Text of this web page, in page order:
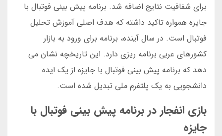
برای شفافیت نتایج اضافه شد. برنامه پیش بینی فوتبال با
جایزه همواره تاکید داشته که هدف اصلی آموزش تحلیل
فوتبال است. در سال آینده، برنامه برای ورود به بازار
کشورهای عربی برنامه ریزی دارد. این تاریخچه نشان می
دهد که برنامه پیش بینی فوتبال با جایزه از یک ایده
دانشجویی به یک پلتفرم ملی تبدیل شده است.
بازی انفجار در برنامه پیش بینی فوتبال با
جایزه